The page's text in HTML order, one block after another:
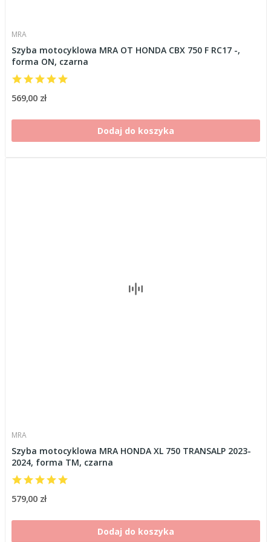
MRA
Szyba motocyklowa MRA OT HONDA CBX 750 F RC17 -,
forma ON, czarna
569,00 zł
Dodaj do koszyka
MRA
Szyba motocyklowa MRA HONDA XL 750 TRANSALP 2023-
2024, forma TM, czarna
579,00 zł
Dodaj do koszyka